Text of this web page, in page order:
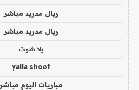
ريال مدريد مباشر
ريال مدريد مباشر
يلا شوت
yalla shoot
مباريات اليوم مباشر